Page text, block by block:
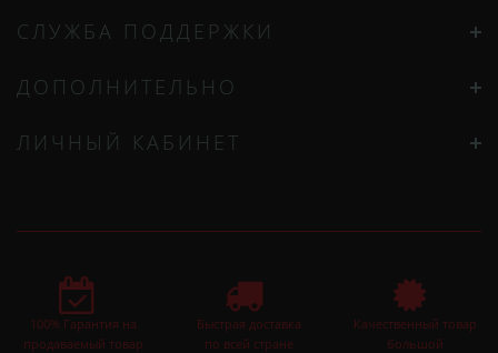
СЛУЖБА ПОДДЕРЖКИ
ДОПОЛНИТЕЛЬНО
ЛИЧНЫЙ КАБИНЕТ
100% Гарантия на
продаваемый товар
Быстрая доставка
по всей стране
Качественный товар
большой